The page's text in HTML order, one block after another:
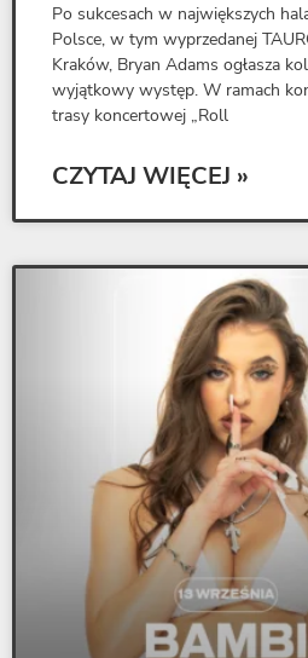
Po sukcesach w największych
Polsce, w tym wyprzedanej
Kraków, Bryan Adams ogłasza
wyjątkowy występ. W ramach
trasy koncertowej „Roll
CZYTAJ WIĘCEJ »